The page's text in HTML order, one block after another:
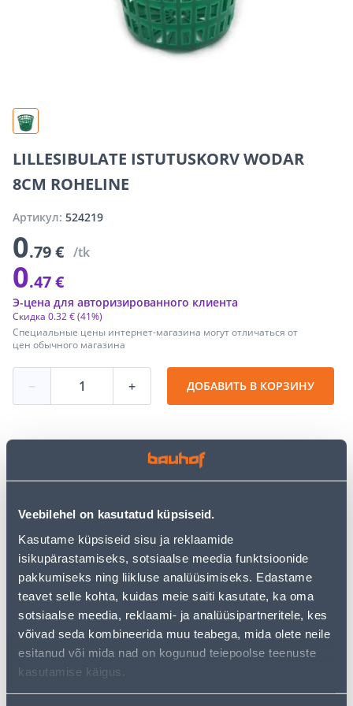
Veebilehel on kasutatud küpsiseid.
Kasutame küpsiseid sisu ja reklaamide
isikupärastamiseks, sotsiaalse meedia funktsioonide
pakkumiseks ning liikluse analüüsimiseks. Edastame
teavet selle kohta, kuidas meie saiti kasutate, ka oma
sotsiaalse meedia, reklaami- ja analüüsipartneritele, kes
võivad seda kombineerida muu teabega, mida olete neile
esitanud või mida nad on kogunud teiepoolse teenuste
kasutamise käigus.
LILLESIBULATE ISTUTUSKORV WODAR
8CM ROHELINE
Артикул: 524219
0.79 € /tk
0.47 €
Специальные цены интернет-магазина могут отличаться от
цен обычного магазина
Скидка 0.32 €(41%)
Э-цена для авторизированного клиента
− + ДОБАВИТЬ В КОРЗИНУ
• Istutuskorv lillesibulate kaitsmiseks näriliste eest.
• Läbimõõt 8 cm, kõrgus 8 cm.
• 14-päevane tagastusõigus.
Предполагаемая доставка 3,69 € от 2-5 tööpäeva
Посылочный автомат от 2,29 € с 2-5 tööpäeva
Забрать в магазине, с 09.08.2026